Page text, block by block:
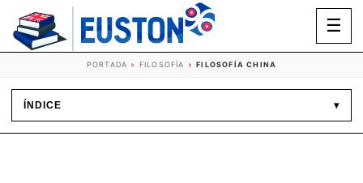
☰
PORTADA » FILOSOFÍA »FILOSOFÍA CHINA
ÍNDICE ▾